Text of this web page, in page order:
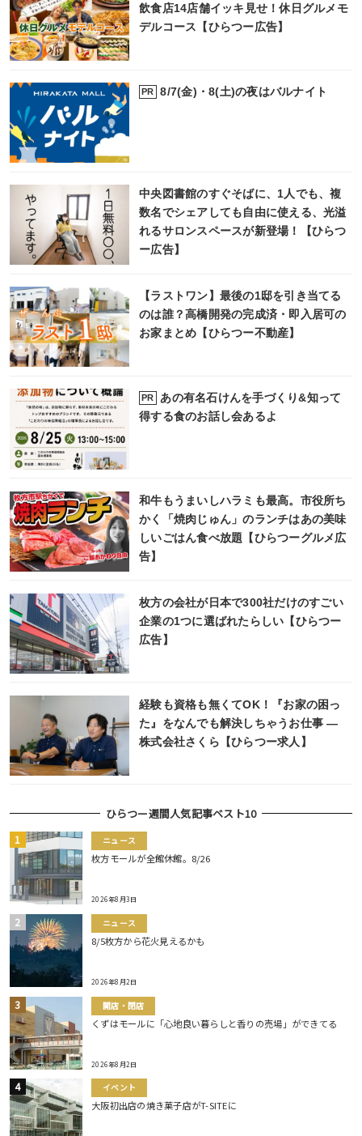
飲食店14店舗イッキ見せ！休日グルメモ
デルコース【ひらつー広告】
PR 8/7(金)・8(土)の夜はバルナイト
中央図書館のすぐそばに、1人でも、複
数名でシェアしても自由に使える、光溢
れるサロンスペースが新登場！【ひらつ
ー広告】
【ラストワン】最後の1邸を引き当てる
のは誰？高橋開発の完成済・即入居可の
お家まとめ【ひらつー不動産】
PR
あの有名石けんを手づくり&知って
得する食のお話し会あるよ
和牛もうまいしハラミも最高。市役所ち
かく「焼肉じゅん」のランチはあの美味
しいごはん食べ放題【ひらつーグルメ広
告】
枚方の会社が日本で300社だけのすごい
企業の1つに選ばれたらしい【ひらつー
広告】
経験も資格も無くてOK！『お家の困っ
た』をなんでも解決しちゃうお仕事 ―
株式会社さくら【ひらつー求人】
ひらつー週間人気記事ベスト10
ニュース
枚方モールが全館休館。8/26
2026年8月3日
ニュース
8/5枚方から花火見えるかも
2026年8月2日
開店・閉店
くずはモールに「心地良い暮らしと香りの売場」ができてる
2026年8月2日
イベント
大阪初出店の焼き菓子店がT-SITEに